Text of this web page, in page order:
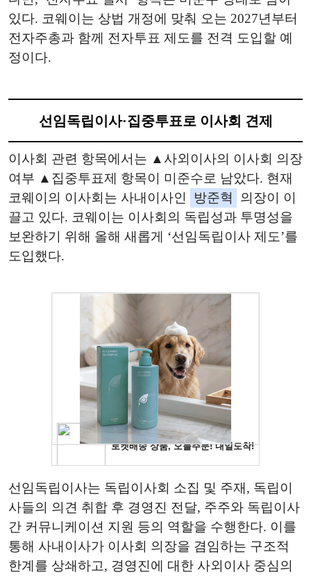
있다. 코웨이는 상법 개정에 맞춰 오는 2027년부터
전자주총과 함께 전자투표 제도를 전격 도입할 예
정이다.
선임독립이사·집중투표로 이사회 견제
이사회 관련 항목에서는 ▲사외이사의 이사회 의장
여부 ▲집중투표제 항목이 미준수로 남았다. 현재
코웨이의 이사회는 사내이사인
방준혁
의장이 이
끌고 있다. 코웨이는 이사회의 독립성과 투명성을
보완하기 위해 올해 새롭게 ‘선임독립이사 제도’를
도입했다.
선임독립이사는 독립이사회 소집 및 주재, 독립이
사들의 의견 취합 후 경영진 전달, 주주와 독립이사
간 커뮤니케이션 지원 등의 역할을 수행한다. 이를
통해 사내이사가 이사회 의장을 겸임하는 구조적
한계를 상쇄하고, 경영진에 대한 사외이사 중심의